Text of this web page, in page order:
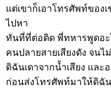
แต่เขาก็เอาโทรศัพท์ของ
ไปหา
ทันที่ที่ต่อติด พี่ทหารพูดอะ
คนปลายสายเสียงดัง จน
ดิฉันเดาจากน้ำเสียง แล
ก่อนส่งโทรศัพท์มาให้ดิฉั